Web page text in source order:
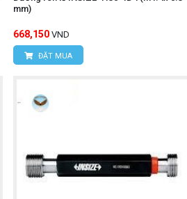
mm)
668,150 VND
ĐẶT MUA